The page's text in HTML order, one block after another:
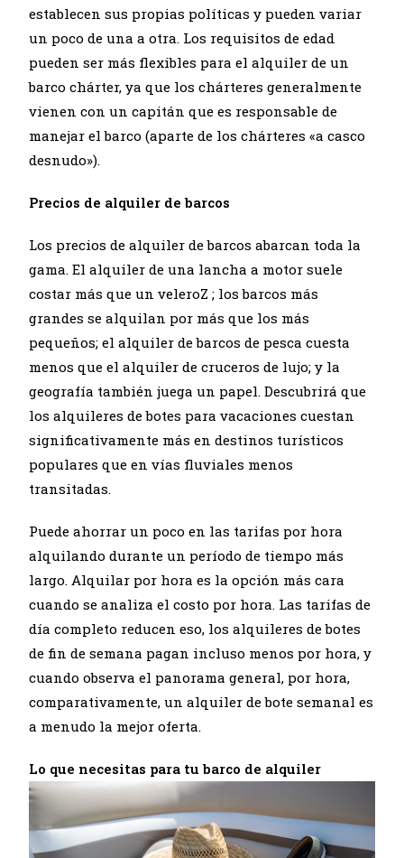
establecen sus propias políticas y pueden variar
un poco de una a otra. Los requisitos de edad
pueden ser más flexibles para el alquiler de un
barco chárter, ya que los chárteres generalmente
vienen con un capitán que es responsable de
manejar el barco (aparte de los chárteres «a casco
desnudo»).
Precios de alquiler de barcos
Los precios de alquiler de barcos abarcan toda la
gama. El alquiler de una lancha a motor suele
costar más que unveleroZ ; los barcos más
grandes se alquilan por más que los más
pequeños; el alquiler de barcos de pesca cuesta
menos que el alquiler de cruceros de lujo; y la
geografía también juega un papel. Descubrirá que
los alquileres de botes para vacaciones cuestan
significativamente más en destinos turísticos
populares que en vías fluviales menos
transitadas.
Puede ahorrar un poco en las tarifas por hora
alquilando durante un período de tiempo más
largo. Alquilar por hora es la opción más cara
cuando se analiza el costo por hora. Las tarifas de
día completo reducen eso, los alquileres de botes
de fin de semana pagan incluso menos por hora, y
cuando observa el panorama general, por hora,
comparativamente, un alquiler de bote semanal es
a menudo la mejor oferta.
Lo que necesitas para tu barco de alquiler